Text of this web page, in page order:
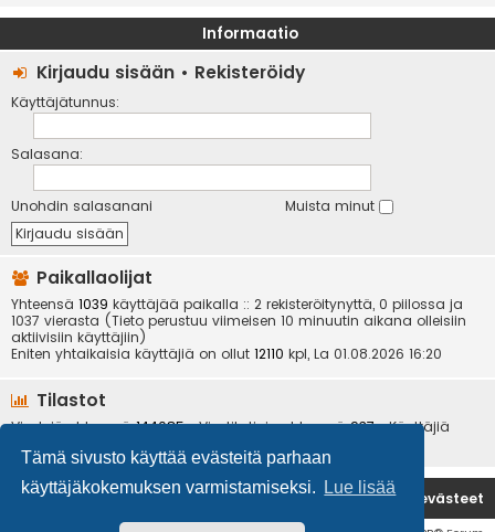
Tämä sivusto käyttää evästeitä parhaan
käyttäjäkokemuksen varmistamiseksi.
Lue lisää
Informaatio
Kirjaudu sisään • Rekisteröidy
Käyttäjätunnus:
Salasana:
Unohdin salasanani Muista minut
Paikallaolijat
Yhteensä 1039 käyttäjää paikalla :: 2 rekisteröitynyttä, 0 piilossa ja
1037 vierasta (Tieto perustuu viimeisen 10 minuutin aikana olleisiin
aktiivisiin käyttäjiin)
Eniten yhtaikaisia käyttäjiä on ollut 12110 kpl, La 01.08.2026 16:20
Tilastot
Viestejä yhteensä144085• Viestiketjuja yhteensä937• Käyttäjiä
Etusivu Poista evästeet